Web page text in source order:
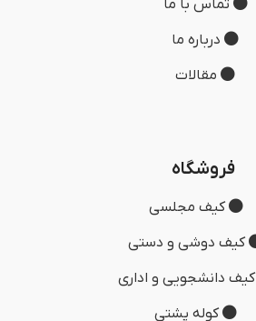
تماس با ما
درباره ما
مقالات
فروشگاه
کیف مجلسی
کیف دوشی و دستی
کیف دانشجویی و اداری
کوله پشتی